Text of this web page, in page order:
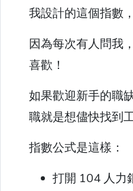
我設計的這個指數
因為每次有人問我
喜歡！
如果歡迎新手的職
職就是想儘快找到
指數公式是這樣：
打開 104 人力